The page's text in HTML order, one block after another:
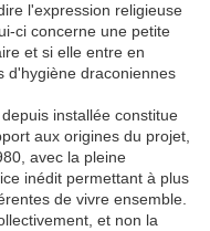
l'expression religieuse
ci concerne une petite
et si elle entre en
d'hygiène draconiennes
installée constitue
aux origines du projet,
avec la pleine
inédit permettant à plus
de vivre ensemble.
et non la